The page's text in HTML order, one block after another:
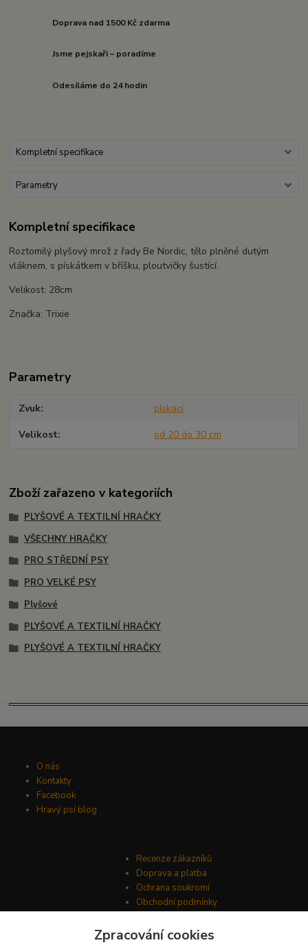
Doprava nad 1500 Kč zdarma
Jsme pejskaři – poradíme
Odesíláme do 24 hodin
Kompletní specifikace
Parametry
Kompletní specifikace
Roztomilý plyšový mrož z řady Be Nordic, tělo plněné dutým
vláknem, s pískátkem v bříšku, ploutvičky šustící.
Velikost: 28cm
Značka: Trixie
Parametry
Zvuk pískací
Velikost od 20 do 30 cm
Zboží zařazeno v kategoriích
PLYŠOVÉ A TEXTILNÍ HRAČKY
VŠECHNY HRAČKY
PRO STŘEDNÍ PSY
PRO VELKÉ PSY
Plyšové
PLYŠOVÉ A TEXTILNÍ HRAČKY
PLYŠOVÉ A TEXTILNÍ HRAČKY
O nás
Kontakty
Facebook
Hravý psí blog
Recenze zákazníků
Doprava a platba
Ochrana soukromí
Obchodní podmínky
Zpracování cookies